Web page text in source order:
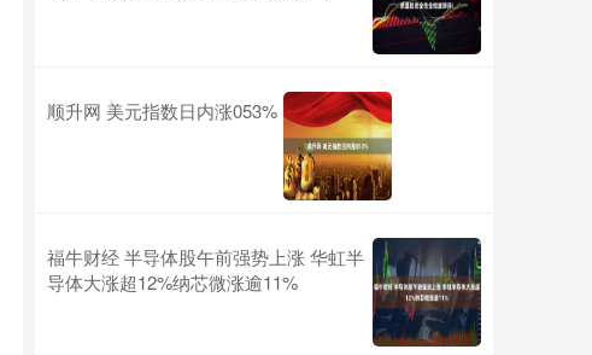
顺升网 美元指数日内涨053%
福牛财经 半导体股午前强势上涨 华虹半
导体大涨超12%纳芯微涨逾11%